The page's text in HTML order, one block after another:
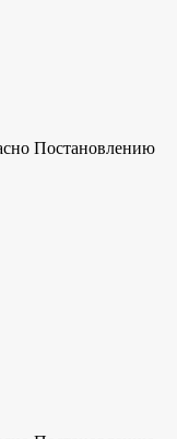
Постановлению